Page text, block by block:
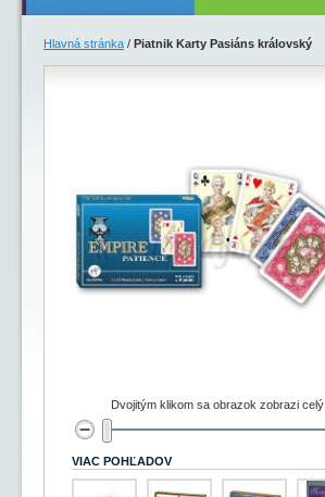
Hlavná stránka / Piatnik Karty Pasiáns královský
Dvojitým klikom sa obrazok zobrazi celý
VIAC POHĽADOV